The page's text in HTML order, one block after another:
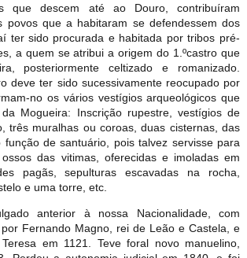
que descem até ao Douro, contribuíram
povos que a habitaram se defendessem dos
ter sido procurada e habitada por tribos pré-
a quem se atribui a origem do 1.ºcastro que
posteriormente celtizado e romanizado.
deve ter sido sucessivamente reocupado por
no os vários vestígios arqueológicos que
Mogueira: Inscrição rupestre, vestígios de
três muralhas ou coroas, duas cisternas, das
de santuário, pois talvez servisse para
das vitimas, oferecidas e imoladas em
pagãs, sepulturas escavadas na rocha,
e uma torre, etc.
anterior à nossa Nacionalidade, com
Fernando Magno, rei de Leão e Castela, e
em 1121. Teve foral novo manuelino,